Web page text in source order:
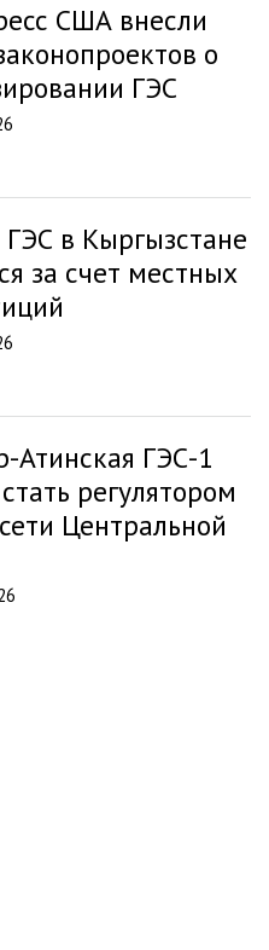
США внесли
о
ГЭС
в Кыргызстане
за счет местных
Атинская ГЭС-1
регулятором
Центральной